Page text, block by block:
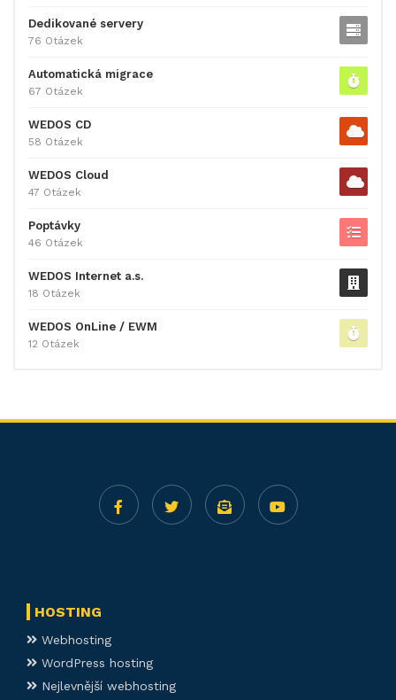
Dedikované servery
76 Otázek
Automatická migrace
67 Otázek
WEDOS CD
58 Otázek
WEDOS Cloud
47 Otázek
Poptávky
46 Otázek
WEDOS Internet a.s.
18 Otázek
WEDOS OnLine / EWM
12 Otázek
HOSTING
Webhosting
WordPress hosting
Nejlevnější webhosting